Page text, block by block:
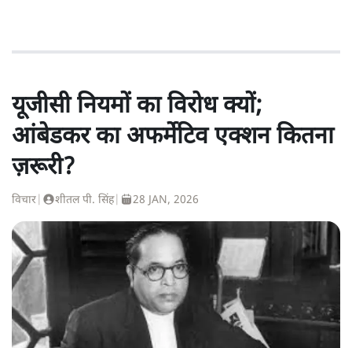
यूजीसी नियमों का विरोध क्यों;
आंबेडकर का अफर्मेटिव एक्शन कितना
ज़रूरी?
विचार शीतल पी. सिंह| 28 JAN, 2026